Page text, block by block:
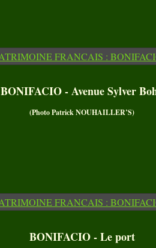
BONIFACIO - Avenue Sylver
(Photo Patrick NOUHAILLER’S)
BONIFACIO - Le port